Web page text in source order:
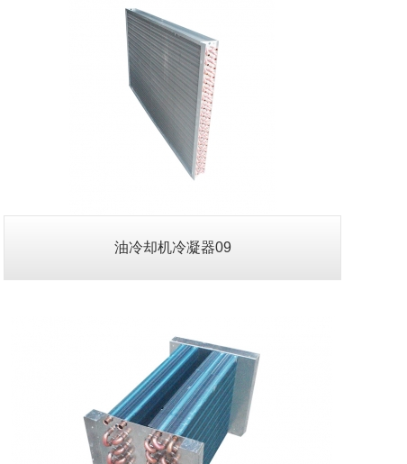
油冷却机冷凝器09
油冷却机冷凝器12